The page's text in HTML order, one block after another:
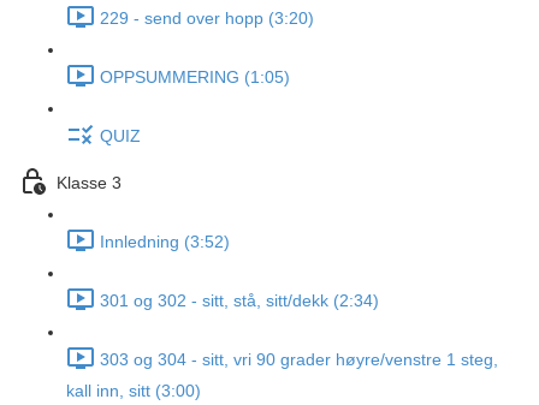
229 - send over hopp (3:20)
OPPSUMMERING (1:05)
QUIZ
Klasse 3
Innledning (3:52)
301 og 302 - sitt, stå, sitt/dekk (2:34)
303 og 304 - sitt, vri 90 grader høyre/venstre 1 steg,
kall inn, sitt (3:00)